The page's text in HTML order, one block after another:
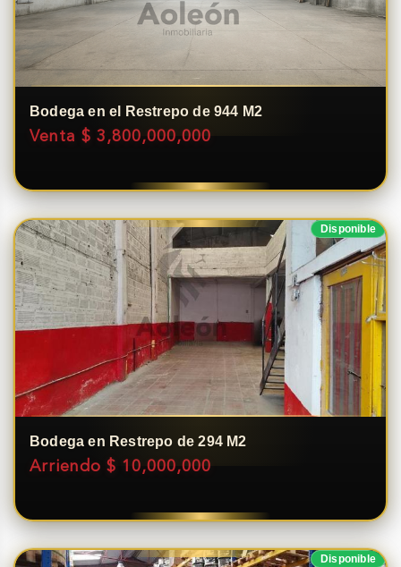
Bodega en el Restrepo de 944 M2
Venta $ 3,800,000,000
Disponible
Bodega en Restrepo de 294 M2
Arriendo $ 10,000,000
Disponible